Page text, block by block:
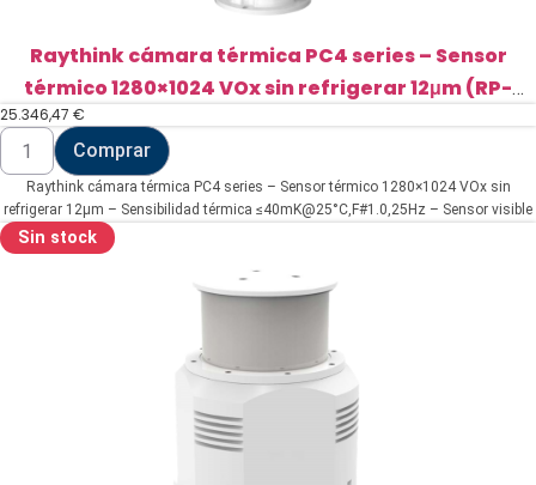
Raythink cámara térmica PC4 series – Sensor
térmico 1280×1024 VOx sin refrigerar 12μm (RP-
PC4S4A2-075E300Z50)
25.346,47 €
Raythink
cámara
térmica
PC4
series
-
Sensor
Comprar
Raythink cámara térmica PC4 series – Sensor térmico 1280×1024 VOx sin
refrigerar 12μm – Sensibilidad térmica ≤40mK@25°C,F#1.0,25Hz – Sensor visible
1/1.8" 4Mpx CMOS – Lente térmica 75mm – Lente visible 6~300mm (zoom 50X)
Sin stock